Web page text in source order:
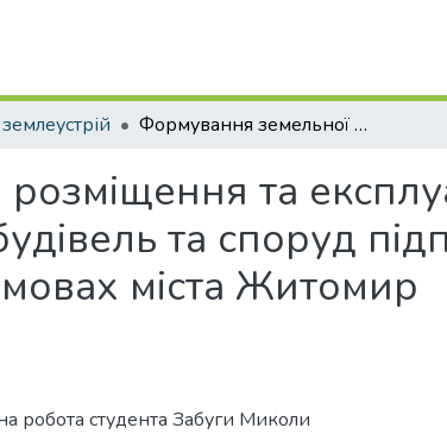
Формування земельної ділянки для розміщення та експлуатації основних, підсобних і допоміжних будівель та споруд підприємств машинобудівної промисловості ( в умовах міста Житомир Житомирської області)
та
та споруд
міста Житомир
робота студента Забуги Миколи